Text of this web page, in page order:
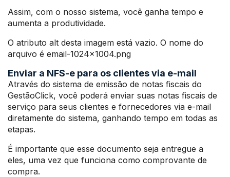
Assim, com o nosso sistema, você ganha tempo e
aumenta a produtividade.
O atributo alt desta imagem está vazio. O nome do
arquivo é email-1024×1004.png
Enviar a NFS-e para os clientes via e-mail
Através do sistema de emissão de notas fiscais do
GestãoClick, você poderá enviar suas notas fiscais de
serviço para seus clientes e fornecedores via e-mail
diretamente do sistema, ganhando tempo em todas as
etapas.
É importante que esse documento seja entregue a
eles, uma vez que funciona como comprovante de
compra.